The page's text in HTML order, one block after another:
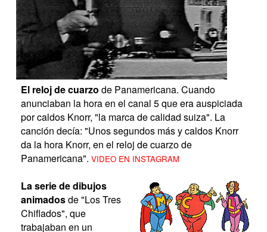
El reloj de cuarzo de Panamericana. Cuando
anunciaban la hora en el canal 5 que era auspiciada
por caldos Knorr, "la marca de calidad suiza". La
canción decía: "Unos segundos más y caldos Knorr
da la hora Knorr, en el reloj de cuarzo de
Panamericana". VIDEO EN INSTAGRAM
La serie de dibujos
animadosde "Los Tres
Chiflados", que
trabajaban en un